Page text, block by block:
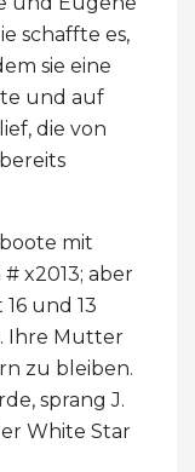
schaffte es,
sie eine
und auf
die von
mit
x2013; aber
und 13
Ihre Mutter
zu bleiben.
sprang J.
White Star